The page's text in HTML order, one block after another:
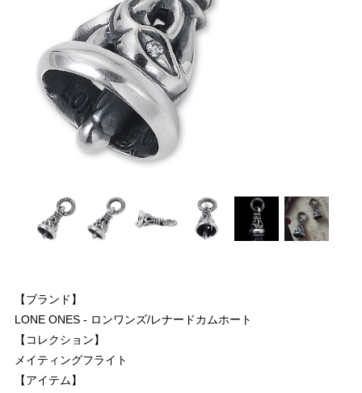
【ブランド】
LONE ONES - ロンワンズ/レナードカムホート
【コレクション】
メイティングフライト
【アイテム】